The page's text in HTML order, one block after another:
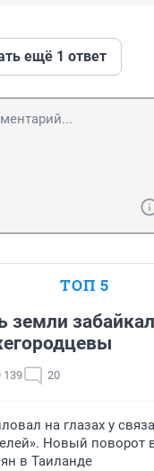
ещё 1 ответ
ТОП 5
земли
139 20
на глазах у
Новый поворот
в Таиланде